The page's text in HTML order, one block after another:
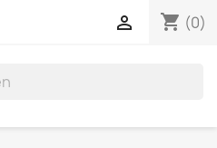
shopping_cart (0)
